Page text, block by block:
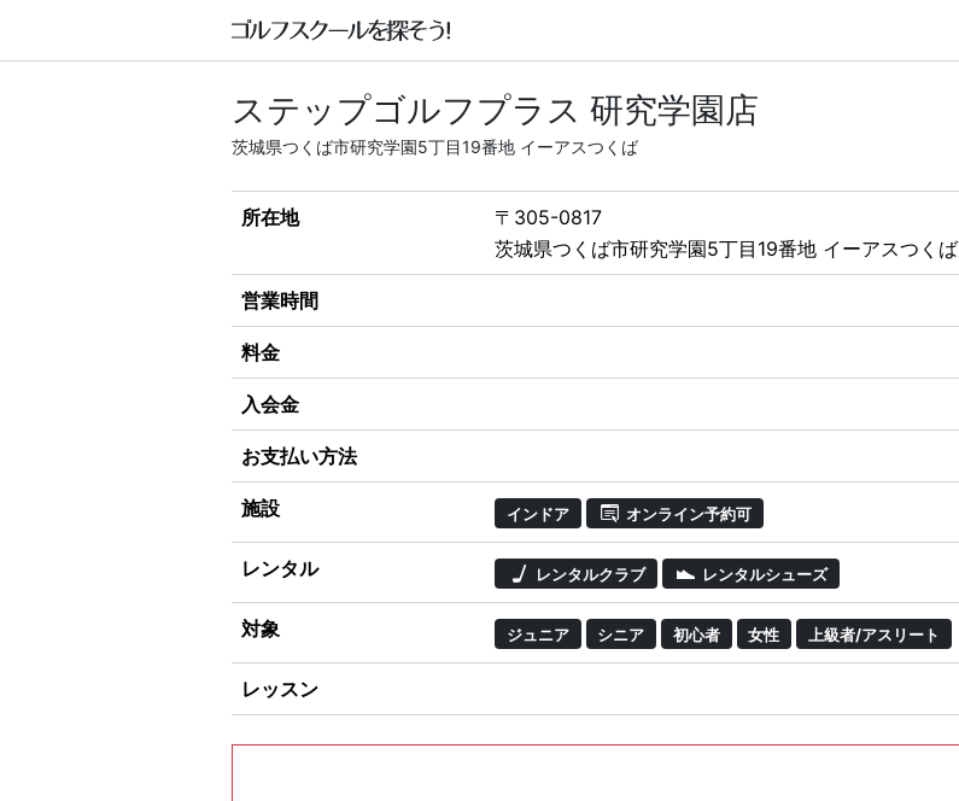
ステップゴルフプラス 研究学園店
茨城県つくば市研究学園5丁目19番地 イーアスつくば
所在地
〒305-0817
茨城県つくば市研究学園5丁目19番地 イーアスつくば
営業時間
料金
入会金
お支払い方法
施設 インドア オンライン予約可
レンタル レンタルクラブ レンタルシューズ
対象 ジュニア シニア 初心者 女性 上級者/アスリート
レッスン